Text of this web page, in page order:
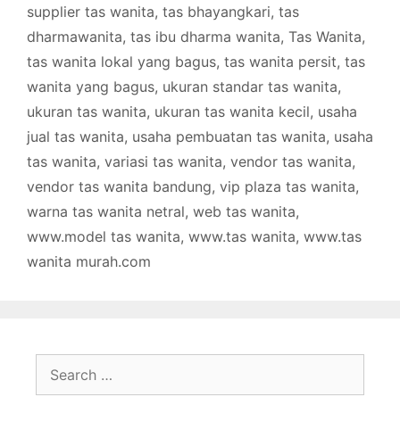
supplier tas wanita, tas bhayangkari, tas
dharmawanita, tas ibu dharma wanita, Tas Wanita,
tas wanita lokal yang bagus, tas wanita persit, tas
wanita yang bagus, ukuran standar tas wanita,
ukuran tas wanita, ukuran tas wanita kecil, usaha
jual tas wanita, usaha pembuatan tas wanita, usaha
tas wanita, variasi tas wanita, vendor tas wanita,
vendor tas wanita bandung, vip plaza tas wanita,
warna tas wanita netral, web tas wanita,
www.model tas wanita, www.tas wanita, www.tas
wanita murah.com